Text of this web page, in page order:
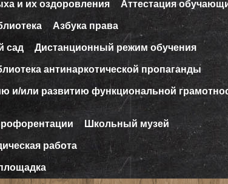
и их оздоровления Аттестация
Азбука права
сад Дистанционный режим обучения
антинаркотической пропаганды
и/или развитию функциональной
Школьный музей
работа